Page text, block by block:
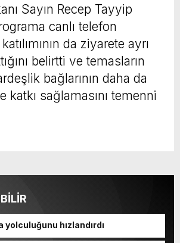
Sayın Recep Tayyip
canlı telefon
da ziyarete ayrı
belirtti ve temasların
bağlarının daha da
katkı sağlamasını temenni
yolculuğunu hızlandırdı